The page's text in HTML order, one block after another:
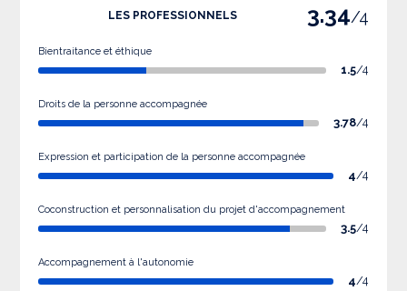
LES PROFESSIONNELS 3.34/4
Bientraitance et éthique
1.5/4
Droits de la personne accompagnée
3.78/4
Expression et participation de la personne accompagnée
4/4
Coconstruction et personnalisation du projet d'accompagnement
3.5/4
Accompagnement à l'autonomie
4/4